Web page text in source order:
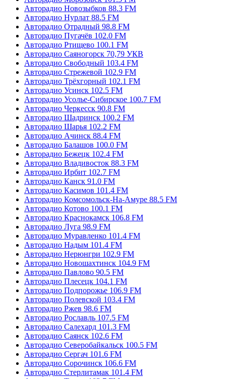
Авторадио Новозыбков 88.3 FM
Авторадио Нурлат 88.5 FM
Авторадио Отрадный 98.8 FM
Авторадио Пугачёв 102.0 FM
Авторадио Ртищево 100.1 FM
Авторадио Саяногорск 70,79 УКВ
Авторадио Свободный 103.4 FM
Авторадио Стрежевой 102.9 FM
Авторадио Трёхгорный 102.1 FM
Авторадио Усинск 102.5 FM
Авторадио Усолье-Сибирское 100.7 FM
Авторадио Черкесск 90.8 FM
Авторадио Шадринск 100.2 FM
Авторадио Шарья 102.2 FM
Авторадио Ачинск 88.4 FM
Авторадио Балашов 100.0 FM
Авторадио Бежецк 102.4 FM
Авторадио Владивосток 88.3 FM
Авторадио Ирбит 102.7 FM
Авторадио Канск 91.0 FM
Авторадио Касимов 101.4 FM
Авторадио Комсомольск-На-Амуре 88.5 FM
Авторадио Котово 100.1 FM
Авторадио Краснокамск 106.8 FM
Авторадио Луга 98.9 FM
Авторадио Муравленко 101.4 FM
Авторадио Надым 101.4 FM
Авторадио Нерюнгри 102.9 FM
Авторадио Новошахтинск 104.9 FM
Авторадио Павлово 90.5 FM
Авторадио Плесецк 104.1 FM
Авторадио Подпорожье 106.9 FM
Авторадио Полевской 103.4 FM
Авторадио Ржев 98.6 FM
Авторадио Рославль 107.5 FM
Авторадио Салехард 101.3 FM
Авторадио Саянск 102.6 FM
Авторадио Северобайкальск 100.5 FM
Авторадио Сергач 101.6 FM
Авторадио Сорочинск 106.6 FM
Авторадио Стерлитамак 101.4 FM